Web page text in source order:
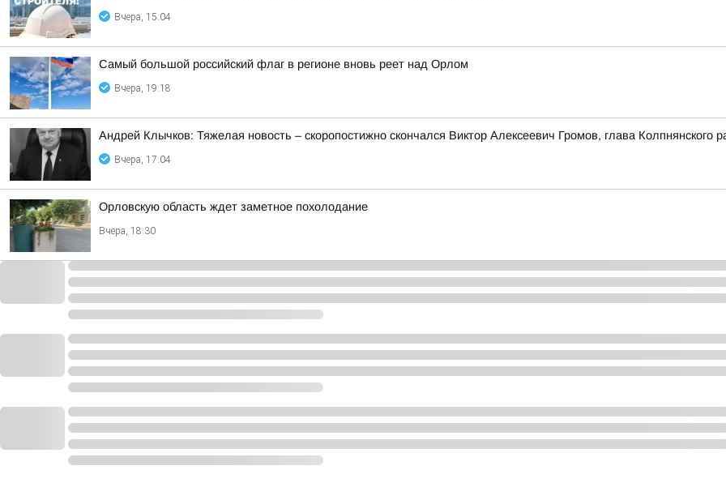
Вчера, 15:04
Самый большой российский флаг в регионе вновь реет над Орлом
Вчера, 19:18
Андрей Клычков: Тяжелая новость – скоропостижно скончался Виктор Алексеевич Громов, глава Колпнянского
Вчера, 17:04
Орловскую область ждет заметное похолодание
Вчера, 18:30